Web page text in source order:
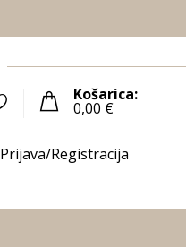
Košarica:
0,00 €
Prijava/Registracija